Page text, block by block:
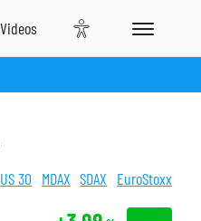
US 30 MDAX SDAX EuroStoxx